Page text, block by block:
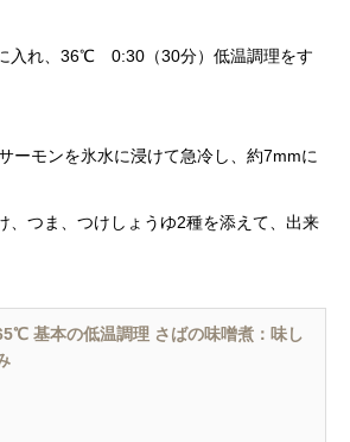
入れ、36℃ 0:30（30分）低温調理をす
ーモンを氷水に浸けて急冷し、約7mmに
、つま、つけしょうゆ2種を添えて、出来
基本の低温調理 さばの味噌煮：味し